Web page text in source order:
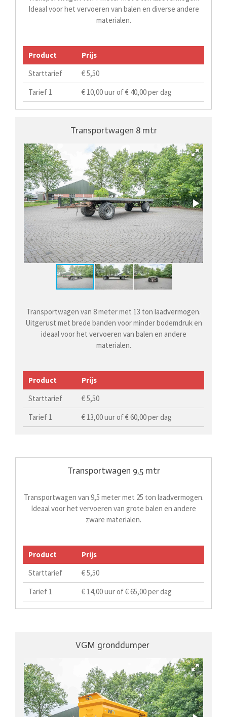
Ideaal voor het vervoeren van balen en diverse andere
materialen.
Product
Prijs
Starttarief
€ 5,50
Tarief 1
€ 10,00 uur of € 40,00 per dag
Transportwagen 8 mtr
Transportwagen van 8 meter met 13 ton laadvermogen.
Uitgerust met brede banden voor minder bodemdruk en
ideaal voor het vervoeren van balen en andere
materialen.
Product
Prijs
Starttarief
€ 5,50
Tarief 1
€ 13,00 uur of € 60,00 per dag
Transportwagen 9,5 mtr
Transportwagen van 9,5 meter met 25 ton laadvermogen.
Ideaal voor het vervoeren van grote balen en andere
zware materialen.
Product
Prijs
Starttarief
€ 5,50
Tarief 1
€ 14,00 uur of € 65,00 per dag
VGM gronddumper